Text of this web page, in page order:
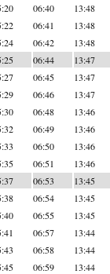
06:40 13:48
06:41 13:48
06:42 13:48
06:44 13:47
06:45 13:47
06:46 13:47
06:48 13:46
06:49 13:46
06:50 13:46
06:51 13:46
06:53 13:45
06:54 13:45
06:55 13:45
06:57 13:44
06:58 13:44
06:59 13:44